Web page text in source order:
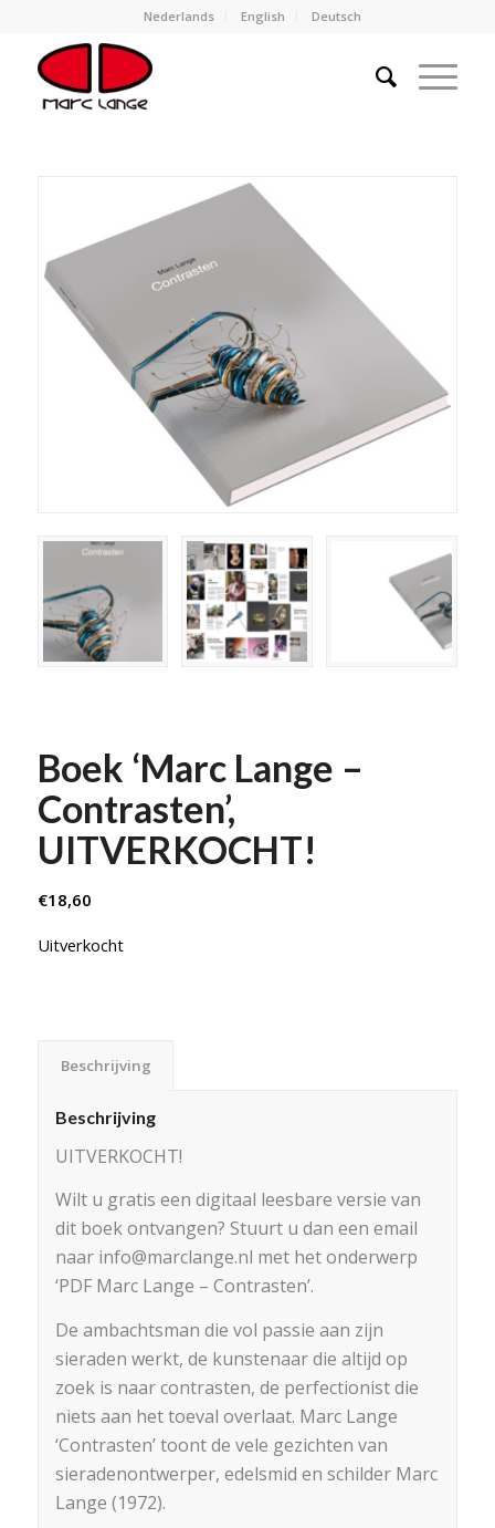
Nederlands English Deutsch
Boek ‘Marc Lange –
Contrasten’,
UITVERKOCHT!
€18,60
Uitverkocht
Beschrijving
Beschrijving
UITVERKOCHT!
Wilt u gratis een digitaal leesbare versie van
dit boek ontvangen? Stuurt u dan een email
naar info@marclange.nl met het onderwerp
‘PDF Marc Lange – Contrasten’.
De ambachtsman die vol passie aan zijn
sieraden werkt, de kunstenaar die altijd op
zoek is naar contrasten, de perfectionist die
niets aan het toeval overlaat. Marc Lange
‘Contrasten’ toont de vele gezichten van
sieradenontwerper, edelsmid en schilder Marc
Lange (1972).